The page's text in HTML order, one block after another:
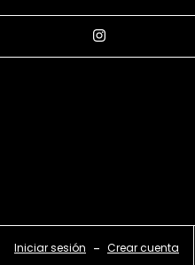
Iniciar sesión - Crear cuenta